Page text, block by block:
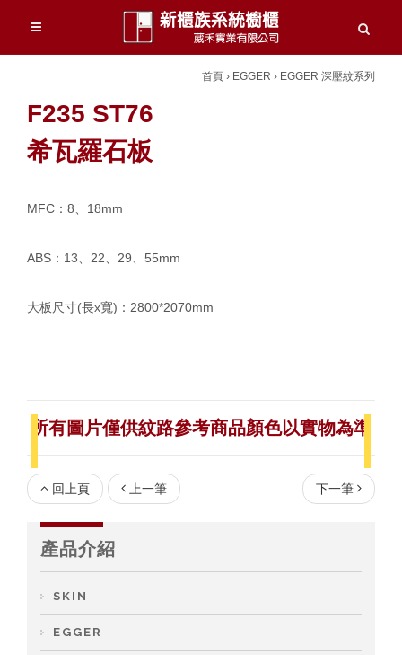
首頁 › EGGER › EGGER 深壓紋系列
F235 ST76
希瓦羅石板
MFC：8、18mm
ABS：13、22、29、55mm
大板尺寸(長x寬)：2800*2070mm
所有圖片僅供紋路參考商品顏色以實物為準
回上頁 下一筆
上一筆
產品介紹
SKIN
EGGER